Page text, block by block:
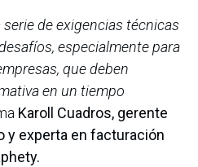
de exigencias técnicas
especialmente para
que deben
en un tiempo
Karoll Cuadros, gerente
y experta en facturación